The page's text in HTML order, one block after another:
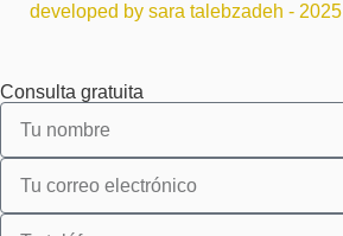
developed by sara talebzadeh - 2025
Consulta gratuita